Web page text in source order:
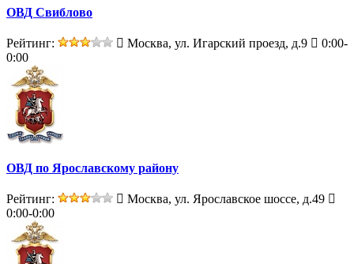
ОВД Свиблово
Рейтинг: Москва, ул. Игарский проезд, д.9
0:00-
0:00
ОВД по Ярославскому району
Рейтинг:
Москва, ул. Ярославское шоссе, д.49
0:00-0:00